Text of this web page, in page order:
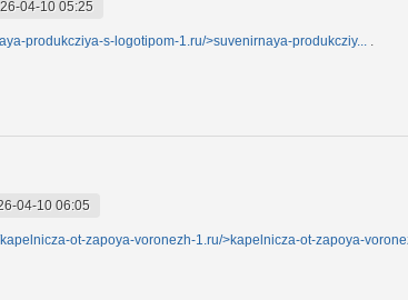
04-10 05:25
produkcziya-s-logotipom-1.ru/>suvenirnaya-produkcziy...
04-10 06:05
ot-zapoya-voronezh-1.ru/>kapelnicza-ot-zapoya-